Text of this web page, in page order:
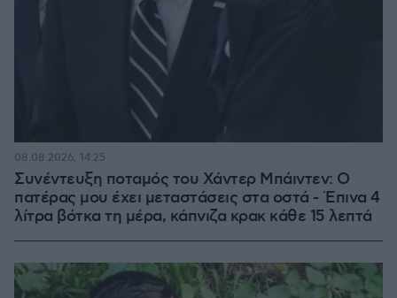
Συνέντευξη ποταμός του Χάντερ Μπάιντεν: Ο
πατέρας μου έχει μεταστάσεις στα οστά - Έπινα 4
λίτρα βότκα τη μέρα, κάπνιζα κρακ κάθε 15 λεπτά
08.08.2026, 14:25